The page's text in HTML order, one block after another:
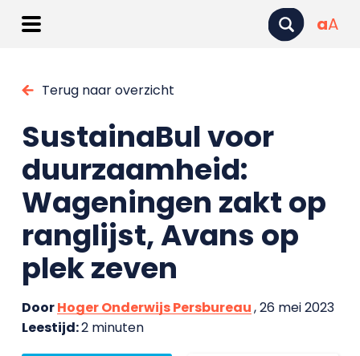
aA
Terug naar overzicht
SustainaBul voor
duurzaamheid:
Wageningen zakt op
ranglijst, Avans op
plek zeven
DoorHoger Onderwijs Persbureau, 26 mei 2023
Leestijd:2 minuten